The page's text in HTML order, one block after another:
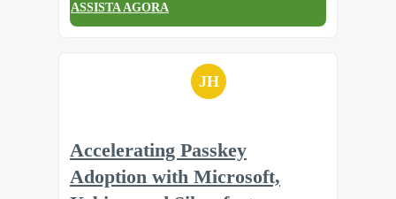
ASSISTA AGORA
JH
Accelerating Passkey
Adoption with Microsoft,